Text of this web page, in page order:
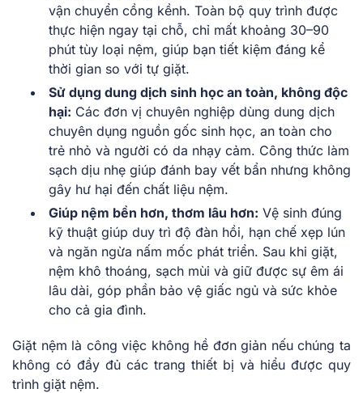
vận chuyển cồng kềnh. Toàn bộ quy trình được
thực hiện ngay tại chỗ, chỉ mất khoảng 30–90
phút tùy loại nệm, giúp bạn tiết kiệm đáng kể
thời gian so với tự giặt.
Sử dụng dung dịch sinh học an toàn, không độc
hại: Các đơn vị chuyên nghiệp dùng dung dịch
chuyên dụng nguồn gốc sinh học, an toàn cho
trẻ nhỏ và người có da nhạy cảm. Công thức làm
sạch dịu nhẹ giúp đánh bay vết bẩn nhưng không
gây hư hại đến chất liệu nệm.
Giúp nệm bền hơn, thơm lâu hơn: Vệ sinh đúng
kỹ thuật giúp duy trì độ đàn hồi, hạn chế xẹp lún
và ngăn ngừa nấm mốc phát triển. Sau khi giặt,
nệm khô thoáng, sạch mùi và giữ được sự êm ái
lâu dài, góp phần bảo vệ giấc ngủ và sức khỏe
cho cả gia đình.
Giặt nệm là công việc không hề đơn giản nếu chúng ta
không có đầy đủ các trang thiết bị và hiểu được quy
trình giặt nệm.